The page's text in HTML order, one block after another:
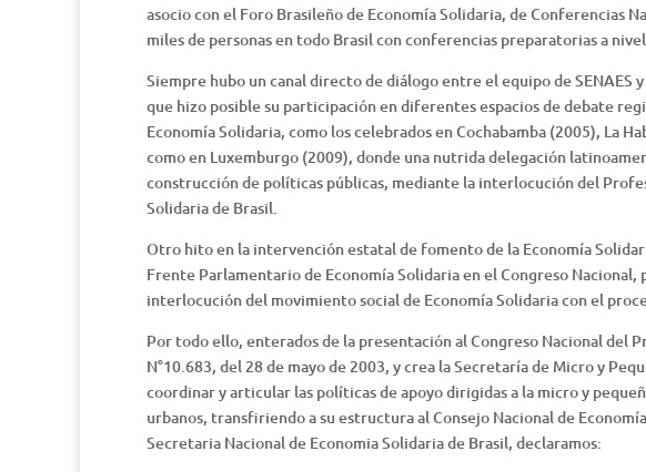
asocio con el Foro Brasileño de Economía Solidaria, de Conferencias
miles de personas en todo Brasil con conferencias preparatorias a
Siempre hubo un canal directo de diálogo entre el equipo de SENAES
que hizo posible su participación en diferentes espacios de debate
Economía Solidaria, como los celebrados en Cochabamba (2005), La
como en Luxemburgo (2009), donde una nutrida delegación
construcción de políticas públicas, mediante la interlocución del
Solidaria de Brasil.
Otro hito en la intervención estatal de fomento de la Economía
Frente Parlamentario de Economía Solidaria en el Congreso
interlocución del movimiento social de Economía Solidaria con el
Por todo ello, enterados de la presentación al Congreso Nacional del
N°10.683, del 28 de mayo de 2003, y crea la Secretaría de Micro y
coordinar y articular las políticas de apoyo dirigidas a la micro y
urbanos, transfiriendo a su estructura al Consejo Nacional de
Secretaria Nacional de Economia Solidaria de Brasil, declaramos: